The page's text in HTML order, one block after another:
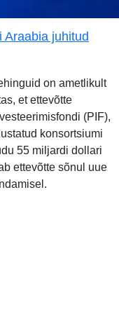
Araabia juhitud
on ametlikult
et ettevõtte
(PIF),
konsortsiumi
55 miljardi dollari
ettevõtte sõnul uue